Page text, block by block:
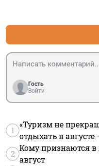
Гость
Войти
1
«Туризм не
отдыхать в августе
2
Кому признаются в
август